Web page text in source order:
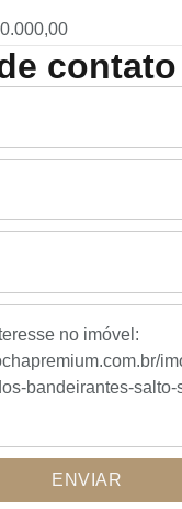
contato
ENVIAR